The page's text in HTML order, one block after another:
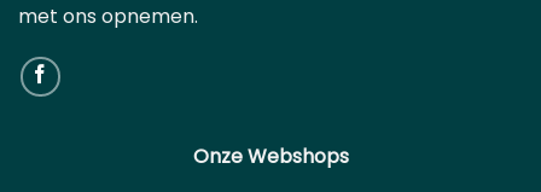
met ons opnemen.
Onze Webshops